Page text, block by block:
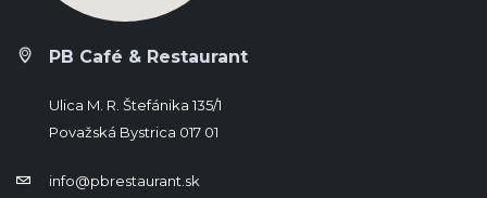
PB Café & Restaurant
Ulica M. R. Štefánika 135/1
Považská Bystrica 017 01
info@pbrestaurant.sk